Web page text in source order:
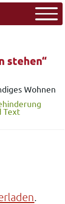
stehen“
Wohnen
Text
.